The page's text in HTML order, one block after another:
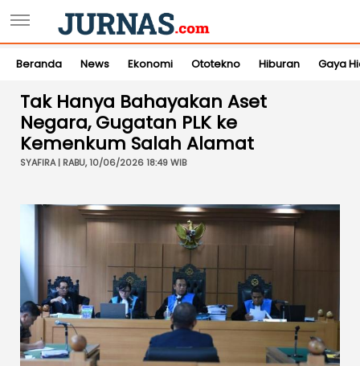
Beranda News Ekonomi Ototekno Hiburan Gaya
Tak Hanya Bahayakan Aset
Negara, Gugatan PLK ke
Kemenkum Salah Alamat
SYAFIRA | RABU, 10/06/2026 18:49 WIB